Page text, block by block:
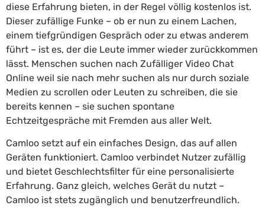
diese Erfahrung bieten, in der Regel völlig kostenlos ist.
Dieser zufällige Funke – ob er nun zu einem Lachen,
einem tiefgründigen Gespräch oder zu etwas anderem
führt – ist es, der die Leute immer wieder zurückkommen
lässt. Menschen suchen nach Zufälliger Video Chat
Online weil sie nach mehr suchen als nur durch soziale
Medien zu scrollen oder Leuten zu schreiben, die sie
bereits kennen – sie suchen spontane
Echtzeitgespräche mit Fremden aus aller Welt.
Camloo setzt auf ein einfaches Design, das auf allen
Geräten funktioniert. Camloo verbindet Nutzer zufällig
und bietet Geschlechtsfilter für eine personalisierte
Erfahrung. Ganz gleich, welches Gerät du nutzt –
Camloo ist stets zugänglich und benutzerfreundlich.